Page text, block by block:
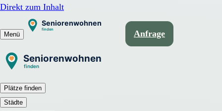
Direkt zum Inhalt
Menü Anfrage
Plätze finden
Städte